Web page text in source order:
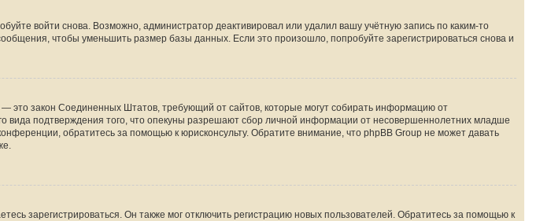
войти снова. Возможно, администратор деактивировал или удалил вашу учётную запись по каким-то
чтобы уменьшить размер базы данных. Если это произошло, попробуйте зарегистрироваться снова и
это закон Соединенных Штатов, требующий от сайтов, которые могут собирать информацию от
вида подтверждения того, что опекуны разрешают сбор личной информации от несовершеннолетних младше
обратитесь за помощью к юрисконсульту. Обратите внимание, что phpBB Group не может давать
зарегистрироваться. Он также мог отключить регистрацию новых пользователей. Обратитесь за помощью к